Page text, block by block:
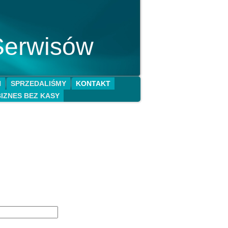
SPRZEDALIŚMY
KONTAKT
BEZ KASY